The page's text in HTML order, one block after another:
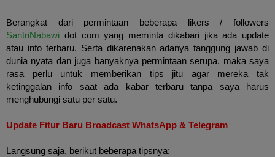
Berangkat dari permintaan beberapa likers / followers
SantriNabawi dot com yang meminta dikabari jika ada update
atau info terbaru. Serta dikarenakan adanya tanggung jawab di
dunia nyata dan juga banyaknya permintaan serupa, maka saya
rasa perlu untuk memberikan tips jitu agar mereka tak
ketinggalan info saat ada kabar terbaru tanpa saya harus
menghubungi satu per satu.
Update Fitur Baru Broadcast WhatsApp & Telegram
Langsung saja, berikut beberapa tipsnya: